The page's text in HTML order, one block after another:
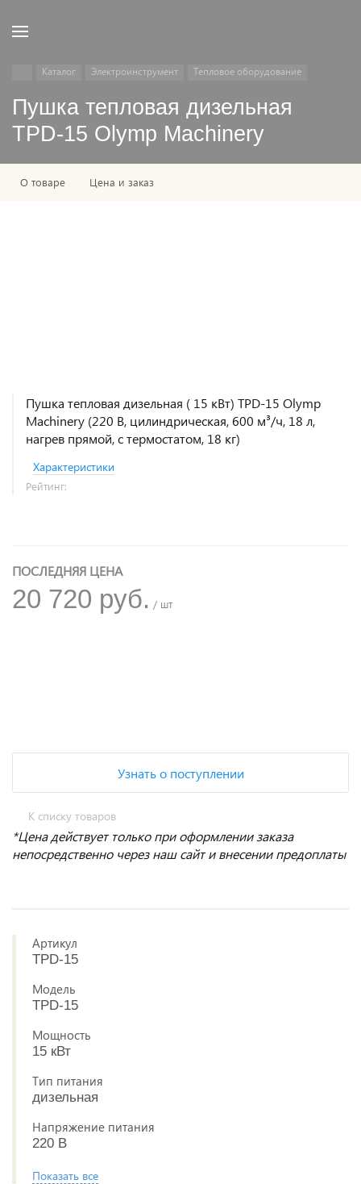
Каталог Электроинструмент Тепловое оборудование
Пушка тепловая дизельная
TPD-15 Olymp Machinery
О товаре Цена и заказ
Пушка тепловая дизельная ( 15 кВт) TPD-15 Olymp
Machinery (220 В, цилиндрическая, 600 м³/ч, 18 л,
нагрев прямой, с термостатом, 18 кг)
Характеристики
Рейтинг:
ПОСЛЕДНЯЯ ЦЕНА
20 720 руб. / шт
Узнать о поступлении
К списку товаров
*Цена действует только при оформлении заказа
непосредственно через наш сайт и внесении предоплаты
Артикул
TPD-15
Модель
TPD-15
Мощность
15 кВт
Тип питания
дизельная
Напряжение питания
220 В
Показать все